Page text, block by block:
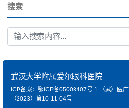
搜索
武汉大学附属爱尔眼科医院
ICP备案：鄂ICP备05008407号-1 （武）医广
（2023）第10-11-04号